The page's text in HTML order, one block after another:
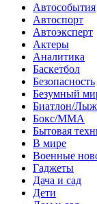
Автособытия
Автоспорт
Автоэксперт
Актеры
Аналитика
Баскетбол
Безопасность
Безумный
Биатлон/
Бокс/MMA
Бытовая
В мире
Военные
Гаджеты
Дача и сад
Дети